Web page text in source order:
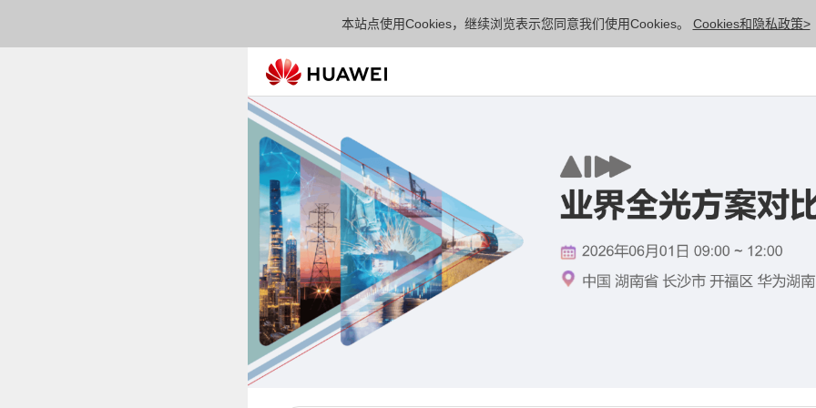
本站点使用Cookies，继续浏览表示您同意我们使用Cookies。 Cookies和隐私政策>